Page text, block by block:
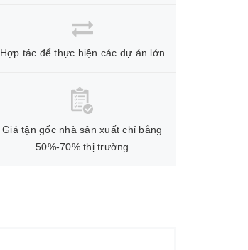
Hợp tác để thực hiện các dự án lớn
Giá tận gốc nhà sản xuất chỉ bằng
50%-70% thị trường